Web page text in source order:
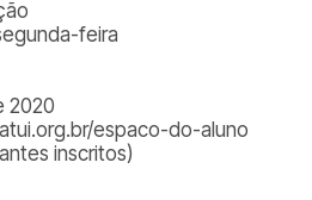
feira
2020
espaco-do-aluno
inscritos)